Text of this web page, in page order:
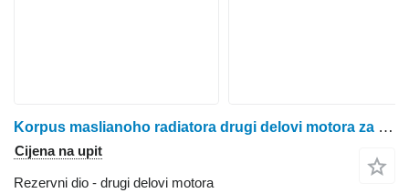
Korpus maslianoho radiatora drugi delovi motora za Ford 675TA kombajna za žito
Cijena na upit
Rezervni dio - drugi delovi motora